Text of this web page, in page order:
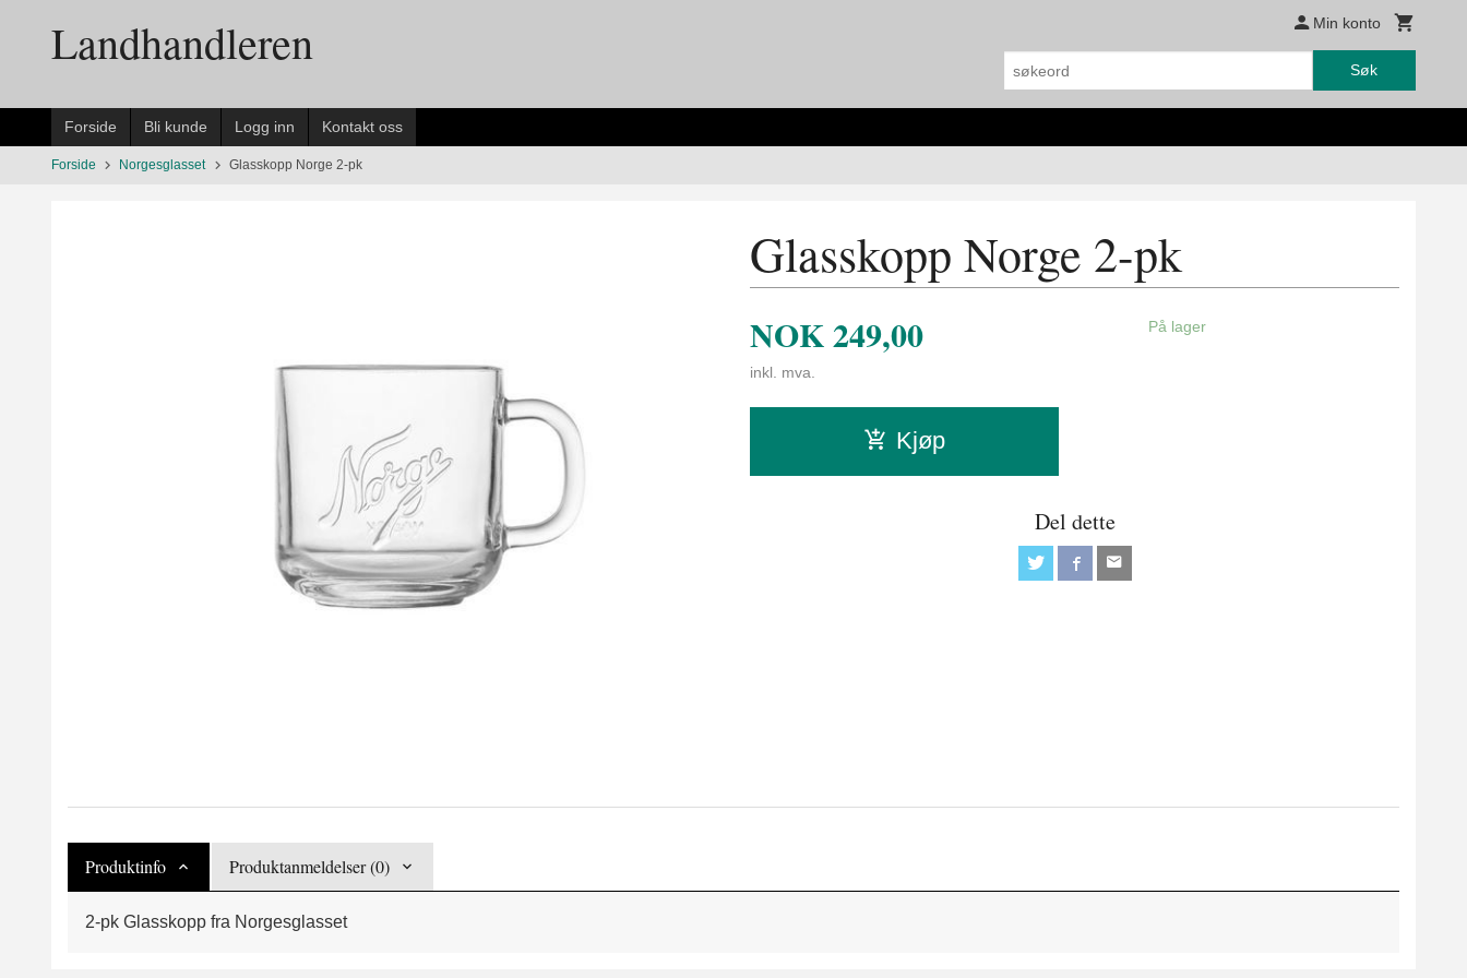
innholdetLandhandleren Min konto
Søk
Forside Bli kunde Logg inn Kontakt oss
Forside Norgesglasset Glasskopp Norge 2-pk
Glasskopp Norge 2-pk
NOK249,00
inkl. mva.
På lager
Kjøp
Del dette
Produktinfo Produktanmeldelser (0)
2-pk Glasskopp fra Norgesglasset